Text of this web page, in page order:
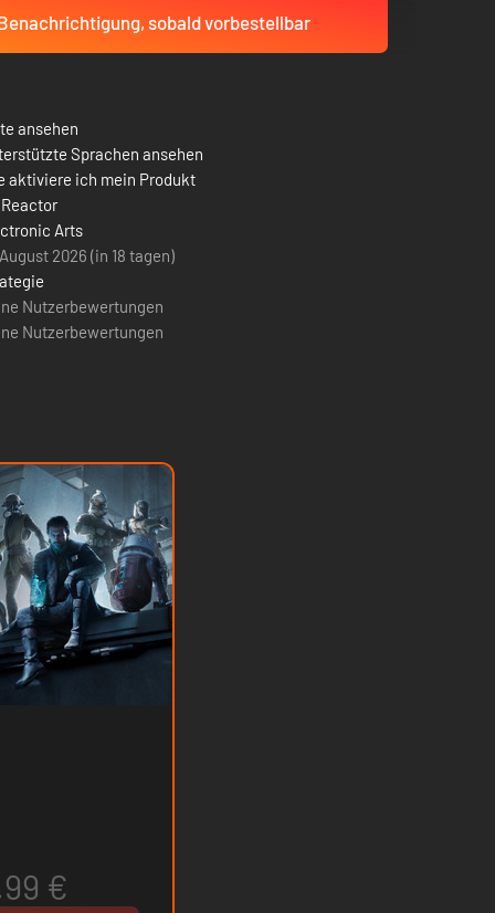
sobald vorbestellbar
ansehen
Sprachen ansehen
aktiviere ich mein Produkt
Arts
2026 (in 18 tagen)
Nutzerbewertungen
Nutzerbewertungen
€